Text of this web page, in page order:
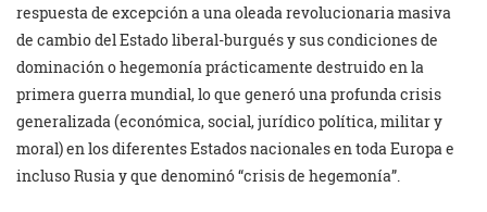
respuesta de excepción a una oleada revolucionaria masiva
de cambio del Estado liberal-burgués y sus condiciones de
dominación o hegemonía prácticamente destruido en la
primera guerra mundial, lo que generó una profunda crisis
generalizada (económica, social, jurídico política, militar y
moral) en los diferentes Estados nacionales en toda Europa e
incluso Rusia y que denominó “crisis de hegemonía”.